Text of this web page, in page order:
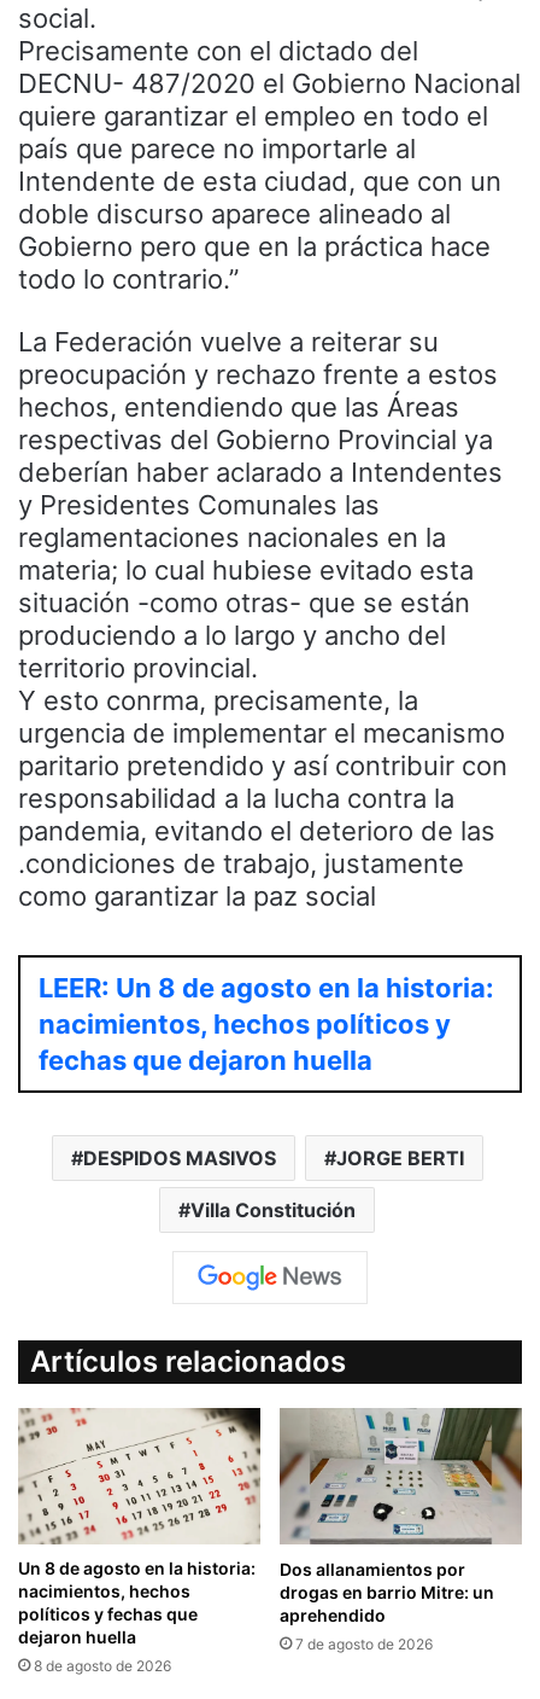
social.
Precisamente con el dictado del
DECNU- 487/2020 el Gobierno Nacional
quiere garantizar el empleo en todo el
país que parece no importarle al
Intendente de esta ciudad, que con un
doble discurso aparece alineado al
Gobierno pero que en la práctica hace
todo lo contrario.”
La Federación vuelve a reiterar su
preocupación y rechazo frente a estos
hechos, entendiendo que las Áreas
respectivas del Gobierno Provincial ya
deberían haber aclarado a Intendentes
y Presidentes Comunales las
reglamentaciones nacionales en la
materia; lo cual hubiese evitado esta
situación -como otras- que se están
produciendo a lo largo y ancho del
territorio provincial.
Y esto conrma, precisamente, la
urgencia de implementar el mecanismo
paritario pretendido y así contribuir con
responsabilidad a la lucha contra la
pandemia, evitando el deterioro de las
.condiciones de trabajo, justamente
como garantizar la paz social
LEER: Un 8 de agosto en la historia:
nacimientos, hechos políticos y
fechas que dejaron huella
DESPIDOS MASIVOS JORGE BERTI
Villa Constitución
Artículos relacionados
Un 8 de agosto en la historia:
nacimientos, hechos
políticos y fechas que
dejaron huella
8 de agosto de 2026
Dos allanamientos por
drogas en barrio Mitre: un
aprehendido
7 de agosto de 2026